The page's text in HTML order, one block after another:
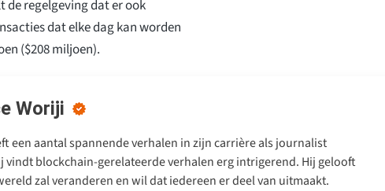
regelgeving dat er ook
dat elke dag kan worden
($208 miljoen).
Woriji
een aantal spannende verhalen in zijn carrière als journalist
vindt blockchain-gerelateerde verhalen erg intrigerend. Hij gelooft
zal veranderen en wil dat iedereen er deel van uitmaakt.